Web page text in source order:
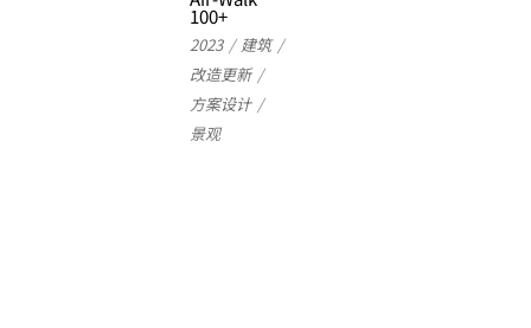
100+
2023
建筑
改造更新
方案设计
景观